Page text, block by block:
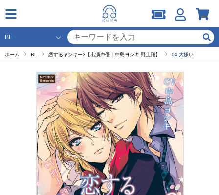
ホーム BL 恋するヤンキー2【出演声優：中島ヨシキ 野上翔】 04.大嫌い